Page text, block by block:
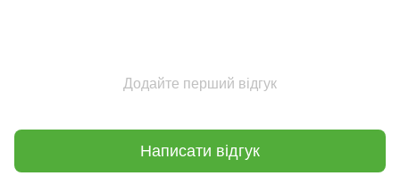
Додайте перший відгук
Написати відгук